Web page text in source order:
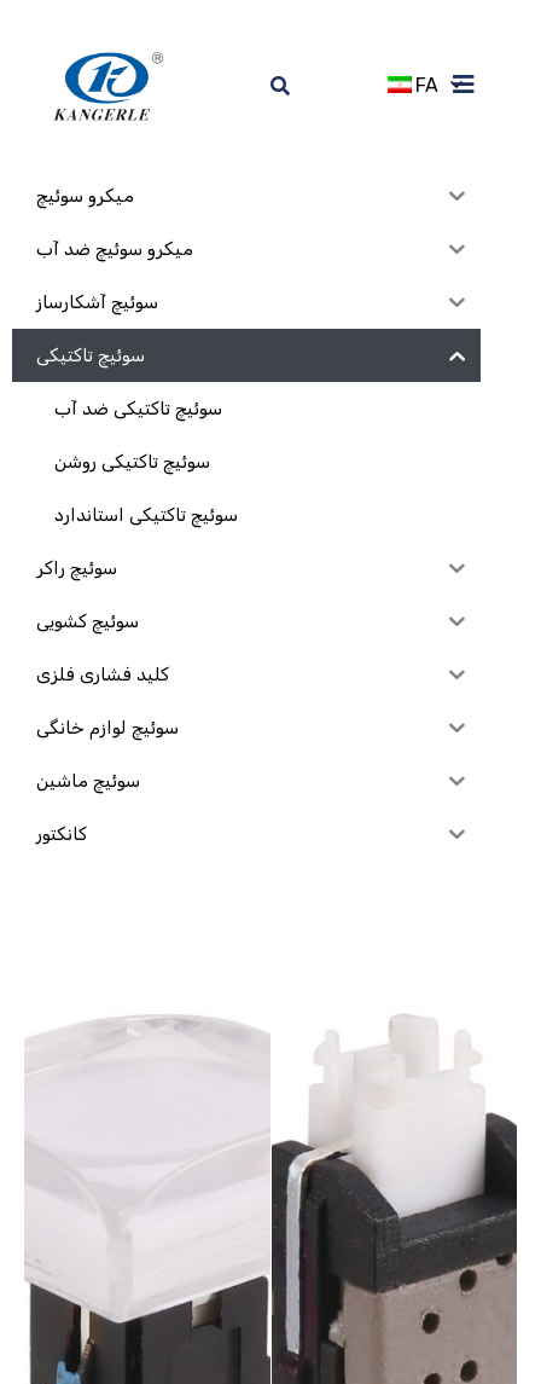
FA
میکرو سوئیچ
میکرو سوئیچ ضد آب
سوئیچ آشکارساز
سوئیچ تاکتیکی
سوئیچ تاکتیکی ضد آب
سوئیچ تاکتیکی روشن
سوئیچ تاکتیکی استاندارد
سوئیچ راکر
سوئیچ کشویی
کلید فشاری فلزی
سوئیچ لوازم خانگی
سوئیچ ماشین
کانکتور